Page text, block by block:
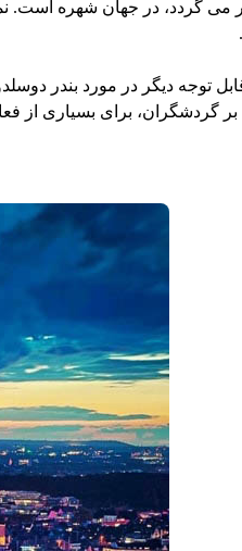
می گردد، در جهان شهره است.
توجه دیگر در مورد بندر
بر گردشگران، برای بسیاری از